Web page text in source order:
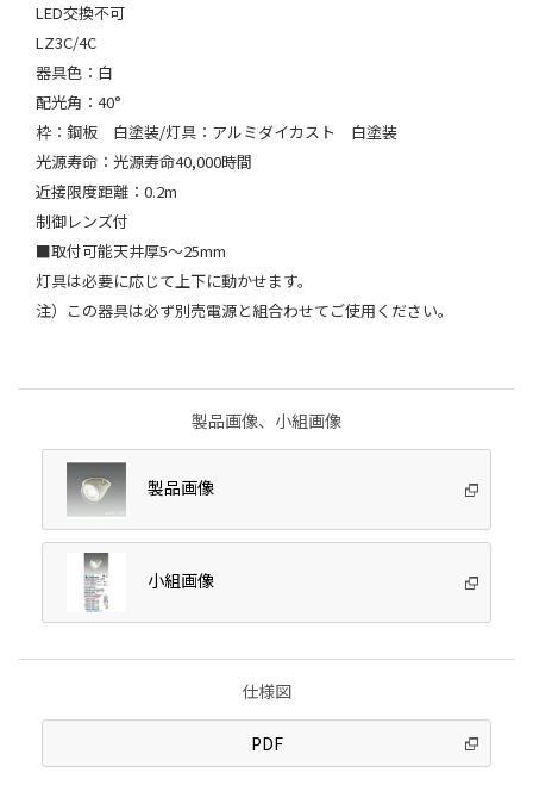
LED交換不可
LZ3C/4C
器具色：白
配光角：40°
枠：鋼板 白塗装/灯具：アルミダイカスト 白塗装
光源寿命：光源寿命40,000時間
近接限度距離：0.2m
制御レンズ付
■取付可能天井厚5～25mm
灯具は必要に応じて上下に動かせます。
注）この器具は必ず別売電源と組合わせてご使用ください。
製品画像、小組画像
製品画像
小組画像
仕様図
PDF